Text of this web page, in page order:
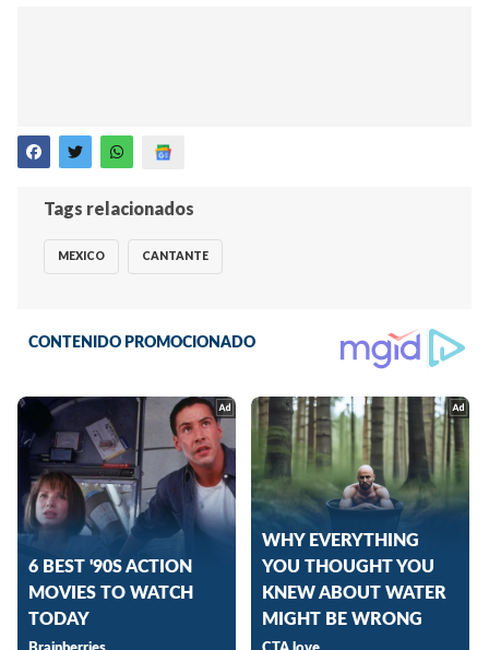
Tags relacionados
MEXICO CANTANTE